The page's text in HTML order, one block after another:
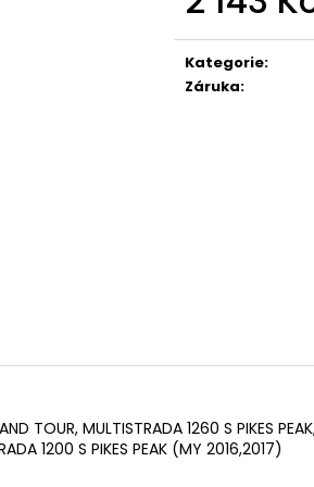
cena:
Kategorie:
Záruka:
TOUR, MULTISTRADA 1260 S PIKES
1200 S PIKES PEAK (MY 2016,2017)
1